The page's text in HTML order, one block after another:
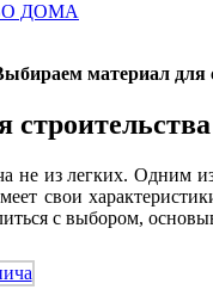
ДОМА
материал для
не из легких. Одним
свои
с выбором,